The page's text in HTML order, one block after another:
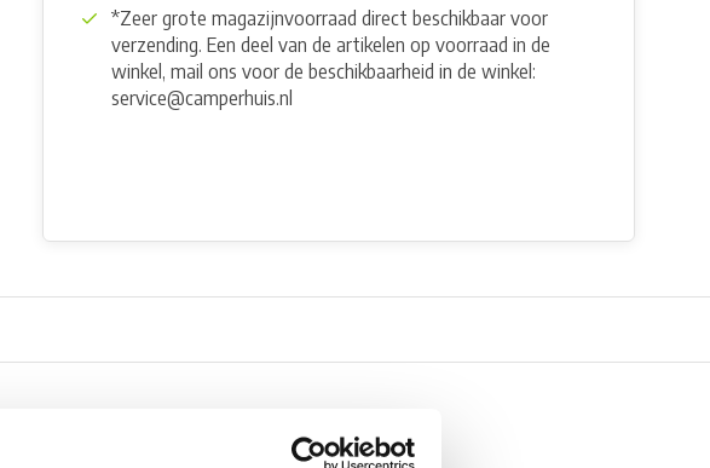
*Zeer grote magazijnvoorraad direct beschikbaar voor
verzending. Een deel van de artikelen op voorraad in de
winkel, mail ons voor de beschikbaarheid in de winkel:
service@camperhuis.nl